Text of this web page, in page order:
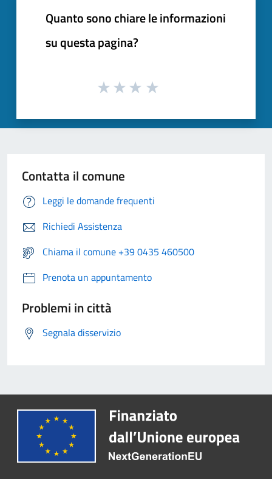
Quanto sono chiare le informazioni
su questa pagina?
Contatta il comune
Leggi le domande frequenti
Richiedi Assistenza
Chiama il comune +39 0435 460500
Prenota un appuntamento
Problemi in città
Segnala disservizio